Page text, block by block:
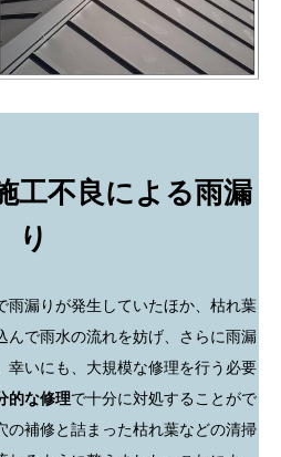
工不良による雨漏
り
雨漏りが発生していたほか、枯れ葉
んで雨水の流れを妨げ、さらに雨漏
幸いにも、大規模な修理を行う必要
的な修理で十分に対処することがで
の補修と詰まった枯れ葉などの清掃